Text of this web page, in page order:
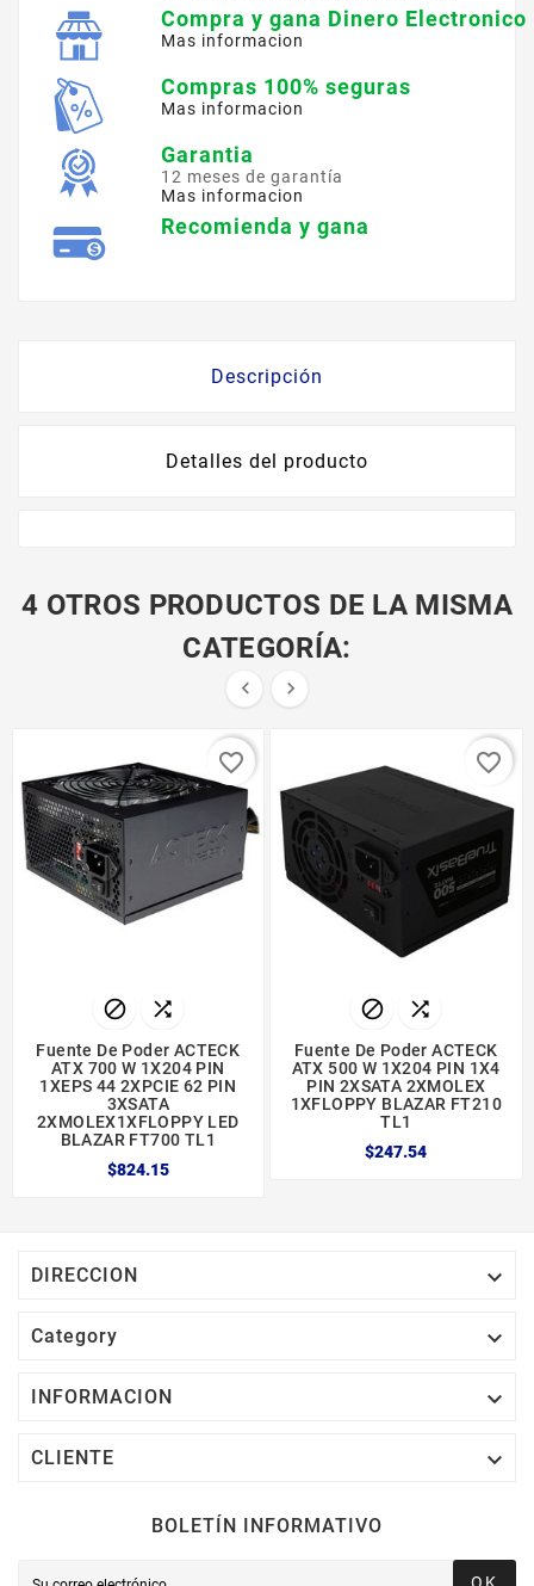
Compra y gana Dinero Electronico
Mas informacion
Compras 100% seguras
Mas informacion
Garantia
12 meses de garantía
Mas informacion
Recomienda y gana
Descripción
Detalles del producto
4 OTROS PRODUCTOS DE LA MISMA
CATEGORÍA:
 
 
Fuente De Poder ACTECK
ATX 700 W 1X204 PIN
1XEPS 44 2XPCIE 62 PIN
3XSATA
2XMOLEX1XFLOPPY LED
BLAZAR FT700 TL1
$824.15
favorite_border
 
Fuente De Poder ACTECK
ATX 500 W 1X204 PIN 1X4
PIN 2XSATA 2XMOLEX
1XFLOPPY BLAZAR FT210
TL1
$247.54
favorite_border
DIRECCION 
Category 
INFORMACION 
CLIENTE 
BOLETÍN INFORMATIVO